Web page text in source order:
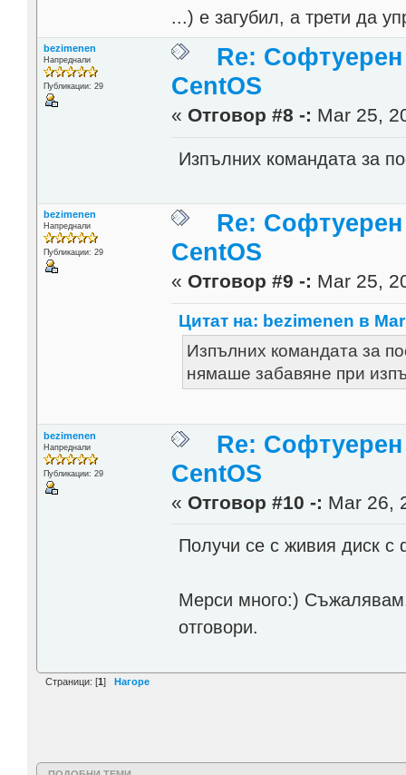
...) е загубил, а трети да
bezimenen
Напреднали
Публикации: 29
Re:
CentOS
« Отговор #8 -: Mar 25,
Изпълних командата за
bezimenen
Напреднали
Публикации: 29
Re:
CentOS
« Отговор #9 -: Mar 25,
Цитат на: bezimenen в
Изпълних командата за
нямаше забавяне при
bezimenen
Напреднали
Публикации: 29
Re:
CentOS
« Отговор #10 -: Mar 26,
Получи се с живия диск с
Мерси много:)
отговори.
Страници: [1 ] Нагоре